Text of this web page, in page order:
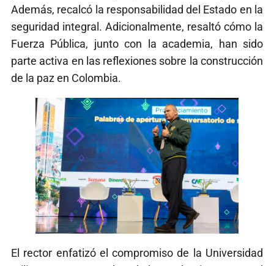
Además, recalcó la responsabilidad del Estado en la
seguridad integral. Adicionalmente, resaltó cómo la
Fuerza Pública, junto con la academia, han sido
parte activa en las reflexiones sobre la construcción
de la paz en Colombia.
El rector enfatizó el compromiso de la Universidad